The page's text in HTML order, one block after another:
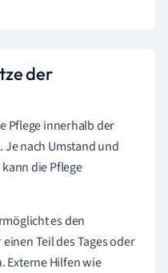
der
Pflege innerhalb der
nach Umstand und
die Pflege
es den
Teil des Tages oder
Externe Hilfen wie